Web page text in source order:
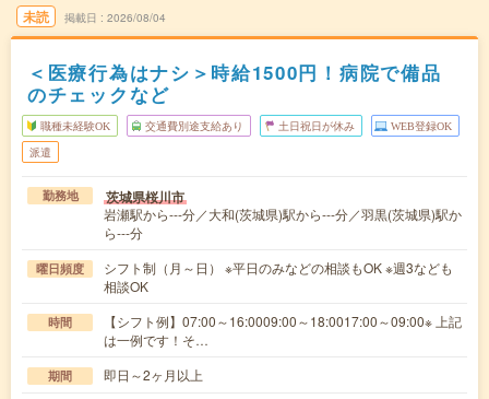
未読 掲載日 2026/08/04
＜医療行為はナシ＞時給1500円！病院で備品
のチェックなど
職種未経験OK 交通費別途支給あり 土日祝日が休み WEB登録OK
派遣
勤務地 茨城県桜川市
岩瀬駅から---分／大和(茨城県)駅から---分／羽黒(茨城県)駅か
ら---分
曜日頻度
シフト制（月～日） ※平日のみなどの相談もOK ※週3なども
相談OK
時間
【シフト例】07:00～16:0009:00～18:0017:00～09:00※ 上記
は一例です！そ…
期間 即日～2ヶ月以上